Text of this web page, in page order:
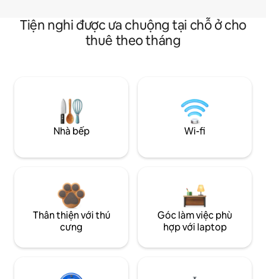
Tiện nghi được ưa chuộng tại chỗ ở cho
thuê theo tháng
Nhà bếp Wi-fi
Thân thiện với thú
cưng
Góc làm việc phù
hợp với laptop